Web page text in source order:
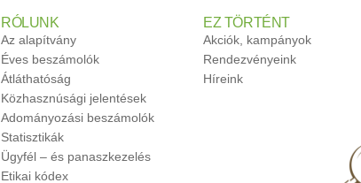
RÓLUNK
Az alapítvány
Éves beszámolók
Átláthatóság
Közhasznúsági jelentések
Adományozási beszámolók
Statisztikák
Ügyfél – és panaszkezelés
Etikai kódex
EZ TÖRTÉNT
Akciók, kampányok
Rendezvényeink
Híreink